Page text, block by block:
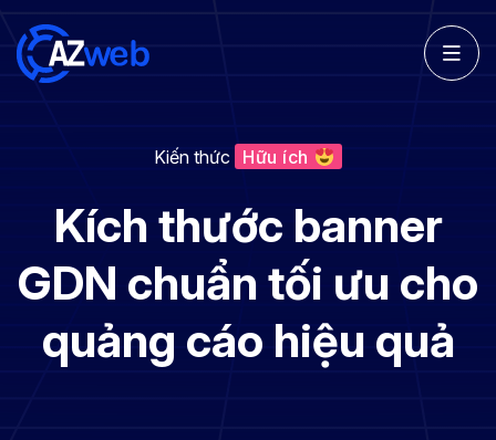
Kiến thức Hữu ích
Kích thước banner
GDN chuẩn tối ưu cho
quảng cáo hiệu quả